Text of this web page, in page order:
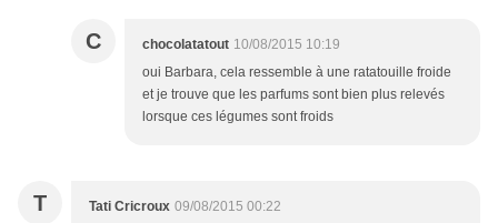
C chocolatatout 10/08/2015 10:19
oui Barbara, cela ressemble à une ratatouille froide
et je trouve que les parfums sont bien plus relevés
lorsque ces légumes sont froids
T Tati Cricroux 09/08/2015 00:22